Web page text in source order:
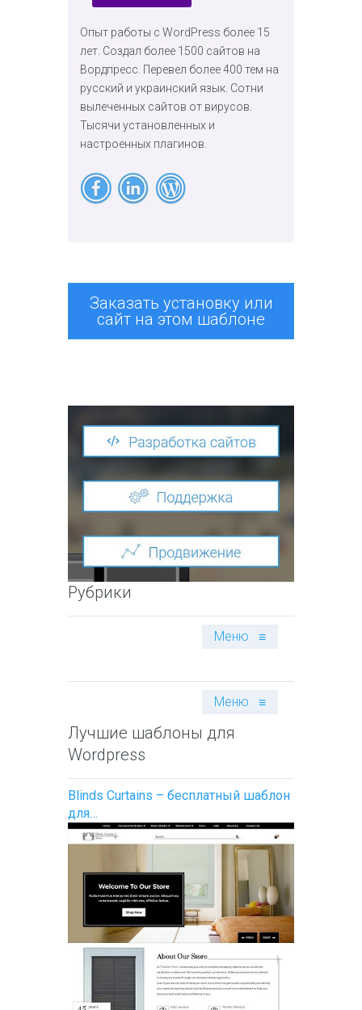
Опыт работы с WordPress более 15
лет. Создал более 1500 сайтов на
Вордпресс. Перевел более 400 тем на
русский и украинский язык. Сотни
вылеченных сайтов от вирусов.
Тысячи установленных и
настроенных плагинов.
Заказать установку или
сайт на этом шаблоне
Рубрики
Меню ≡
Меню ≡
Лучшие шаблоны для
Wordpress
Blinds Curtains – бесплатный шаблон
для…